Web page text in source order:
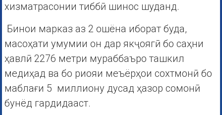
хизматрасонии тиббӣ шинос шуданд.
Бинои марказ аз 2 ошёна иборат буда,
масоҳати умумии он дар якҷоягӣ бо саҳни
ҳавлӣ 2276 метри мураббаъро ташкил
медиҳад ва бо риояи меъёрҳои сохтмонӣ бо
маблағи 5 миллиону дусад ҳазор сомонӣ
бунёд гардидааст.